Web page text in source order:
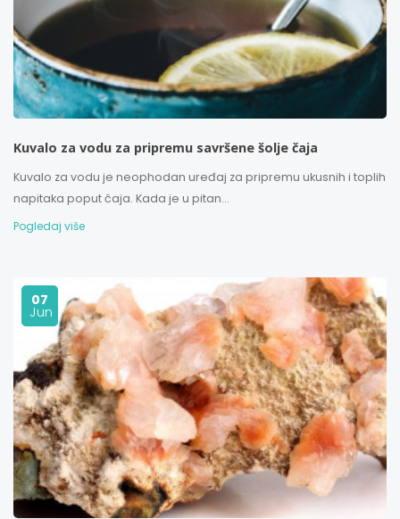
Kuvalo za vodu za pripremu savršene šolje čaja
Kuvalo za vodu je neophodan uređaj za pripremu ukusnih i toplih
napitaka poput čaja. Kada je u pitan...
Pogledaj više
07
Jun